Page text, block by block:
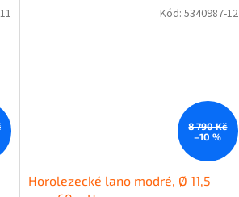
8 790 Kč
–10 %
Horolezecké lano modré, Ø 11,5
Kód: 5340987-12